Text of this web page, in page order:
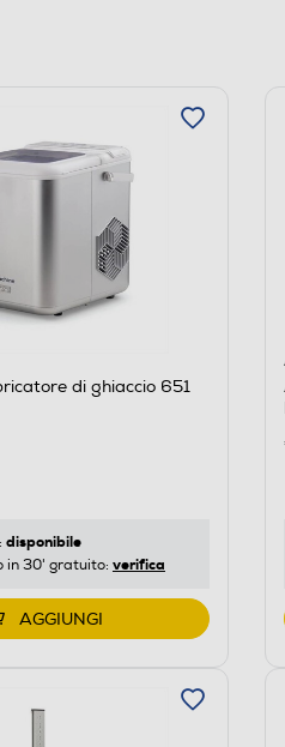
di ghiaccio 651
disponibile
in 30' gratuito: verifica
AGGIUNGI